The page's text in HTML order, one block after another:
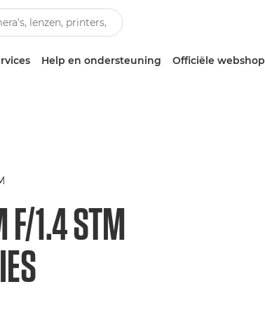
Help en ondersteuning Officiële webshop
1.4 STM